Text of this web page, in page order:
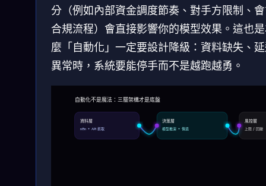
分（例如內部資金調度節奏、對手方限制、
合規流程）會直接影響你的模型效果。這也
麼「自動化」一定要設計降級：資料缺失、
異常時，系統要能停手而不是越跑越勇。
自動化不是魔法：三層架構才是底盤
資料層
n8n + API 抓取
決策層
模型推演 + 情境
風控層
上限 / 回撤